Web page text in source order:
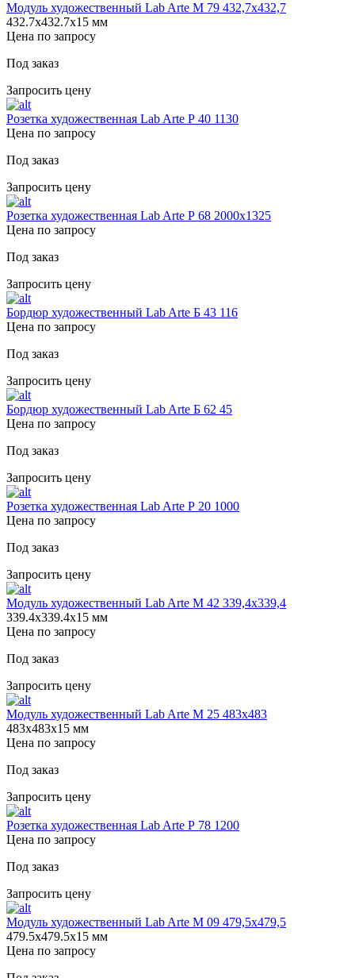
Модуль художественный Lab Arte М 79 432,7х432,7
432.7х432.7х15 мм
Цена по запросу
Под заказ
Запросить цену
Розетка художественная Lab Arte Р 40 1130
Цена по запросу
Под заказ
Запросить цену
Розетка художественная Lab Arte Р 68 2000х1325
Цена по запросу
Под заказ
Запросить цену
Бордюр художественный Lab Arte Б 43 116
Цена по запросу
Под заказ
Запросить цену
Бордюр художественный Lab Arte Б 62 45
Цена по запросу
Под заказ
Запросить цену
Розетка художественная Lab Arte Р 20 1000
Цена по запросу
Под заказ
Запросить цену
Модуль художественный Lab Arte М 42 339,4х339,4
339.4х339.4х15 мм
Цена по запросу
Под заказ
Запросить цену
Модуль художественный Lab Arte М 25 483х483
483х483х15 мм
Цена по запросу
Под заказ
Запросить цену
Розетка художественная Lab Arte Р 78 1200
Цена по запросу
Под заказ
Запросить цену
Модуль художественный Lab Arte М 09 479,5х479,5
479.5х479.5х15 мм
Цена по запросу